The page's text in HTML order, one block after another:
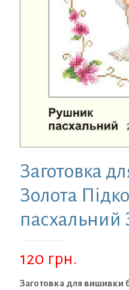
Заготовка
Золота
120 грн.
Заготовка для вишивки